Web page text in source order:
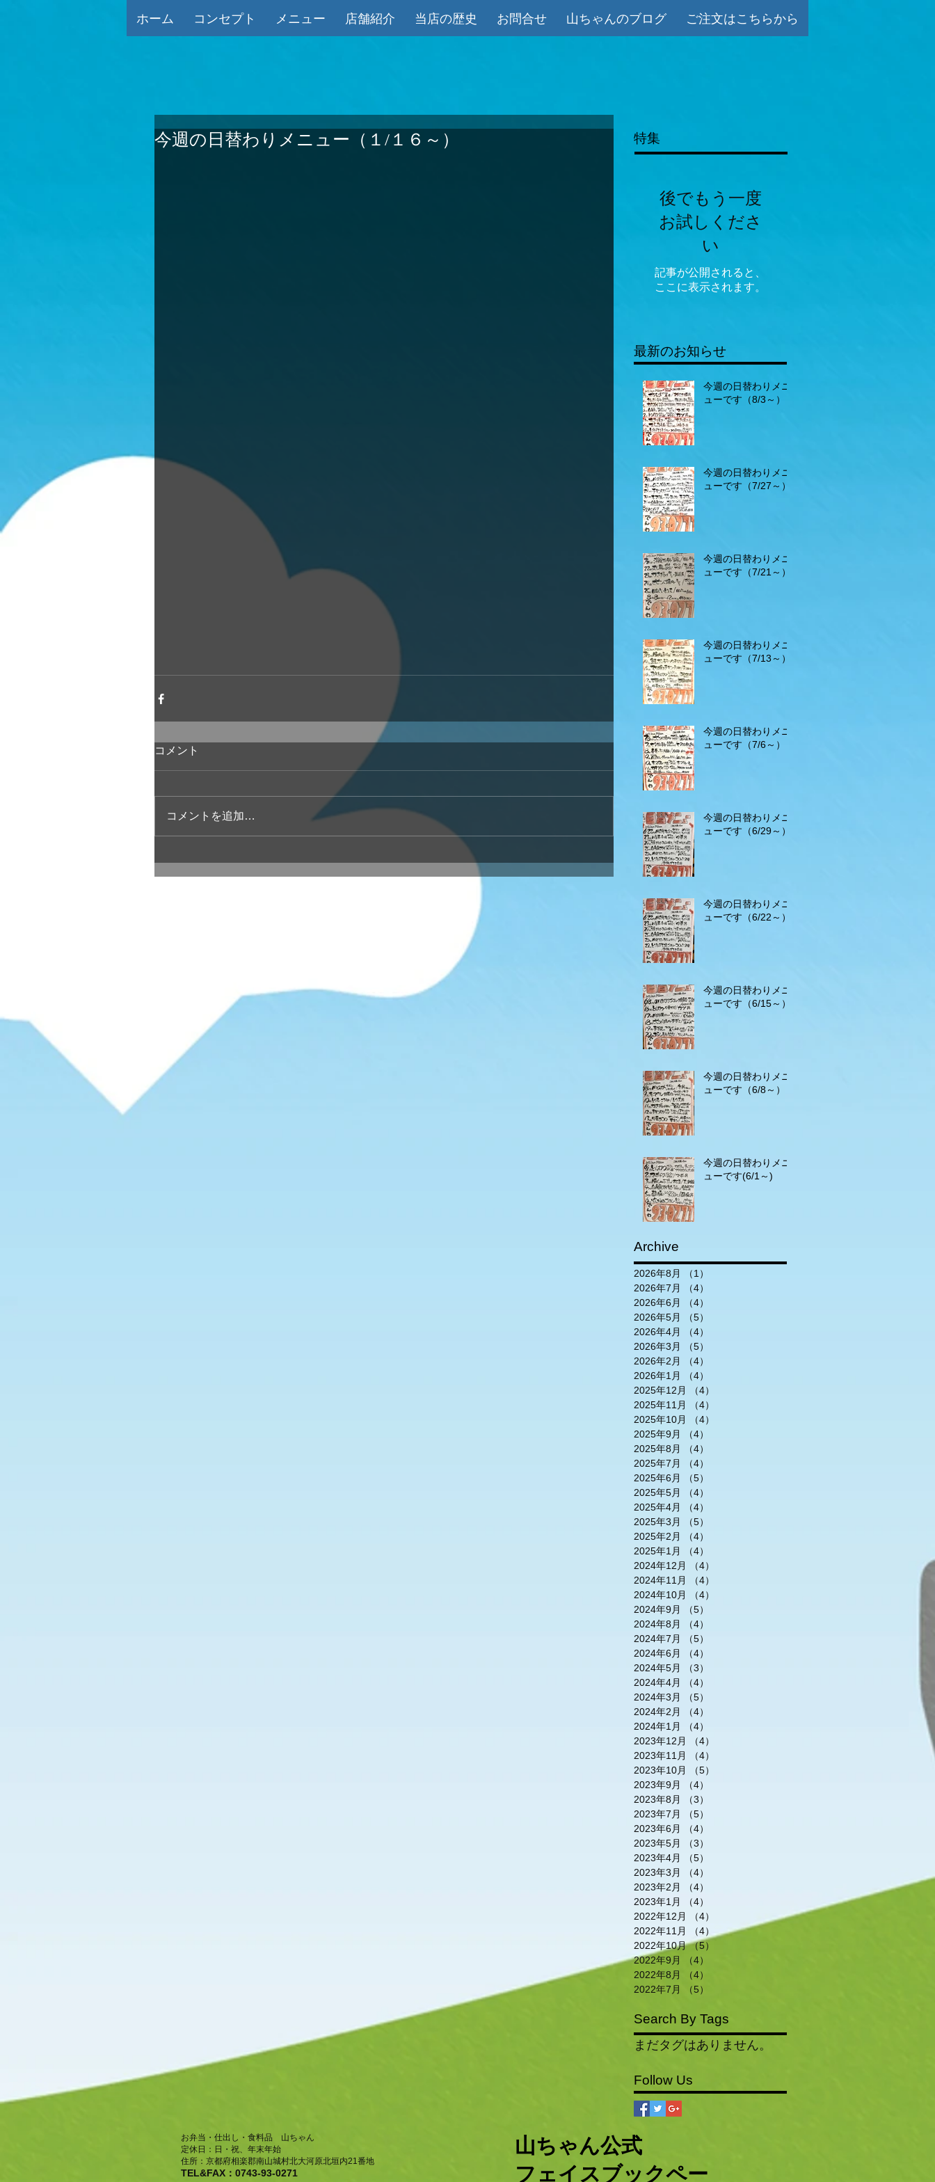
ホーム コンセプト メニュー 店舗紹介 当店の歴史 お問合せ 山ちゃんのブログ ご注文はこちらから
今週の日替わりメニュー（１/１６～）
コメント
コメントを追加…
特集
後でもう一度
お試しくださ
い
記事が公開されると、
ここに表示されます。
最新のお知らせ
今週の日替わりメニ
ューです（8/3～）
今週の日替わりメニ
ューです（7/27～）
今週の日替わりメニ
ューです（7/21～）
今週の日替わりメニ
ューです（7/13～）
今週の日替わりメニ
ューです（7/6～）
今週の日替わりメニ
ューです（6/29～）
今週の日替わりメニ
ューです（6/22～）
今週の日替わりメニ
ューです（6/15～）
今週の日替わりメニ
ューです（6/8～）
今週の日替わりメニ
ューです(6/1～)
Archive
2026年8月 （1）
2026年7月
（4）
2026年6月
（4）
2026年5月
（5）
2026年4月
（4）
2026年3月
（5）
2026年2月
（4）
2026年1月
（4）
2025年12月
（4）
2025年11月
（4）
2025年10月
（4）
2025年9月
（4）
2025年8月
（4）
2025年7月
（4）
2025年6月
（5）
2025年5月
（4）
2025年4月
（4）
2025年3月
（5）
2025年2月
（4）
2025年1月
（4）
2024年12月
（4）
2024年11月
（4）
2024年10月
（4）
2024年9月
（5）
2024年8月
（4）
2024年7月
（5）
2024年6月
（4）
2024年5月
（3）
2024年4月
（4）
2024年3月
（5）
2024年2月
（4）
2024年1月
（4）
2023年12月
（4）
2023年11月
（4）
2023年10月
（5）
2023年9月
（4）
2023年8月
（3）
2023年7月
（5）
2023年6月
（4）
2023年5月
（3）
2023年4月
（5）
2023年3月
（4）
2023年2月
（4）
2023年1月
（4）
2022年12月
（4）
2022年11月
（4）
4件の記事
2022年10月 （5）
2022年9月
（4）
2022年8月
（4）
2022年7月
（5）
Search By Tags
まだタグはありません。
Follow Us
お弁当・仕出し・食料品 山ちゃん
​定休日：日・祝、年末年始
住所：京都府相楽郡南山城村北大河原北垣内21番地
TEL&FAX：0743-93-0271
​山ちゃん公式
フェイスブックペー